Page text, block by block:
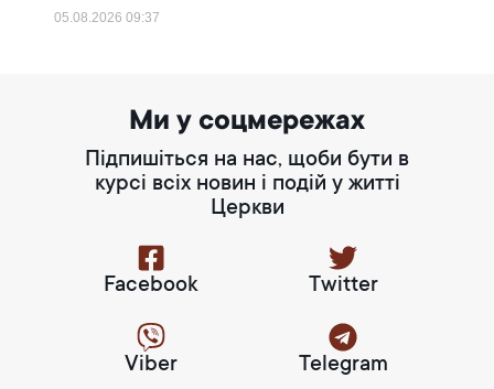
05.08.202609:37
Ми у соцмережах
Підпишіться на нас, щоби бути в
курсі всіх новин і подій у житті
Церкви
Facebook Twitter
Viber Telegram